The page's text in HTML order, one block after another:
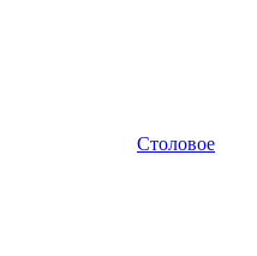
Столовое